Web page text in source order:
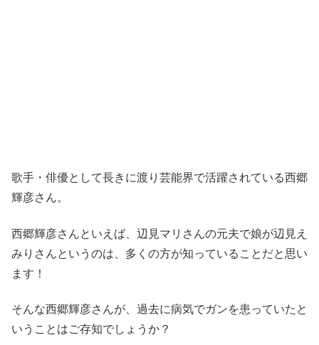
歌手・俳優として長きに渡り芸能界で活躍されている西郷
輝彦さん。
西郷輝彦さんといえば、辺見マリさんの元夫で娘が辺見え
みりさんというのは、多くの方が知っていることだと思い
ます！
そんな西郷輝彦さんが、過去に病気でガンを患っていたと
いうことはご存知でしょうか？